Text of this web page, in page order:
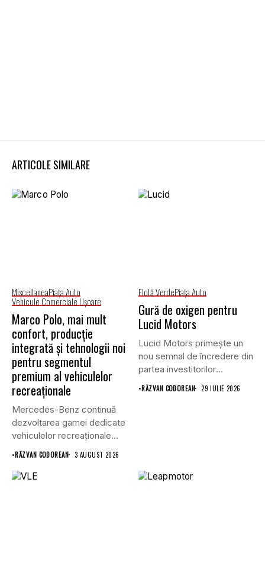
ARTICOLE SIMILARE
MiscellaneaPiaţa Auto
Vehicule Comerciale Uşoare
Marco Polo, mai mult
confort, producție
integrată și tehnologii noi
pentru segmentul
premium al vehiculelor
recreaționale
Mercedes-Benz continuă
dezvoltarea gamei dedicate
vehiculelor recreaționale
prin lansarea unei versiuni
actualizate...
•RĂZVAN CODOREAN 3 AUGUST 2026
Flotă VerdePiaţa Auto
Gură de oxigen pentru
Lucid Motors
Lucid Motors primește un
nou semnal de încredere din
partea investitorilor
saudiți,...
•RĂZVAN CODOREAN 29 IULIE 2026